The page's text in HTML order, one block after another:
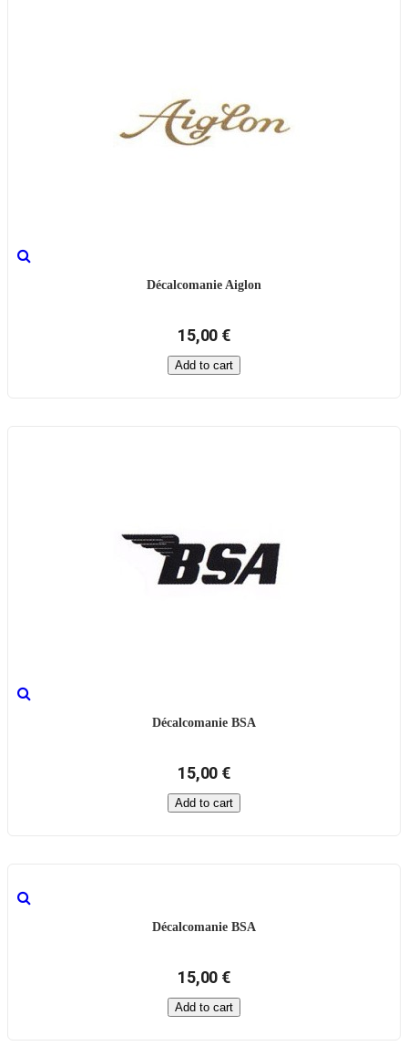
Décalcomanie Aiglon
15,00 €
Add to cart
Décalcomanie BSA
15,00 €
Add to cart
Décalcomanie BSA
15,00 €
Add to cart